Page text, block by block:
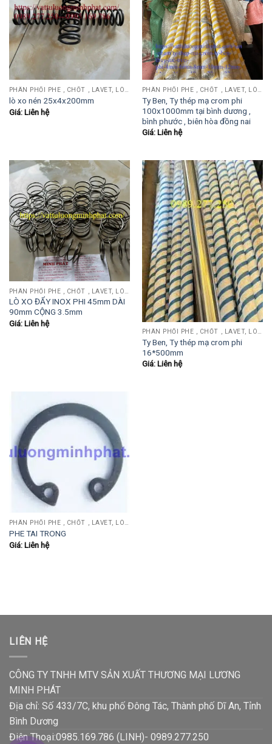
lò xo nén 25x4x200mm
Giá: Liên hệ
Ty Ben, Ty thép mạ crom phi
100x1000mm tại bình dương ,
bình phước , biên hòa đồng nai
Giá: Liên hệ
LÒ XO ĐẨY INOX PHI 45mm DÀI
90mm CỘNG 3.5mm
Giá: Liên hệ
PHÂN PHỐI PHE , CHỐT , LAVET, LÒ XO ĐẨY , LÒ XO KÉO, TY ĐẨY...
Ty Ben, Ty thép mạ crom phi
16*500mm
Giá: Liên hệ
PHE TAI TRONG
Giá: Liên hệ
LIÊN HỆ
CÔNG TY TNHH MTV SẢN XUẤT THƯƠNG MẠI LƯƠNG
MINH PHÁT
Địa chỉ: Số 433/7C, khu phố Đông Tác, Thành phố Dĩ An, Tỉnh
Bình Dương
Điện Thoại:0985.169.786 (LINH)- 0989.277.250